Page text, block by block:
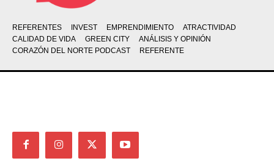
REFERENTES INVEST EMPRENDIMIENTO
ATRACTIVIDAD
CALIDAD DE VIDA
GREEN CITY
ANÁLISIS Y OPINIÓN
CORAZÓN DEL NORTE PODCAST
REFERENTE